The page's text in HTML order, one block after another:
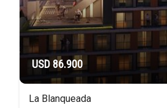
USD 86.900
La Blanqueada